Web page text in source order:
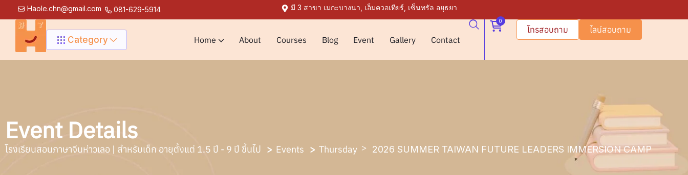
Haole.chn@gmail.com 081-629-5914 มี 3 สาขา เมกะบางนา, เอ็มควอเทียร์, เซ็นทรัล อยุธยา
Category Home About Courses Blog Event Gallery Contact
0
โทรสอบถาม ไลน์สอบถาม
Event Details
โรงเรียนสอนภาษาจีนห่าวเลอ | สำหรับเด็ก อายุตั้งแต่ 1.5 ปี - 9 ปี ขึ้นไป Events Thursday 2026 SUMMER TAIWAN FUTURE LEADERS IMMERSION CAMP